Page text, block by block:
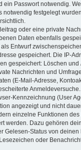
ein Passwort notwendig.
notwendig festgelegt
oder eine private
Daten ebenfalls
Entwurf
gespeichert. Die IP-
gespeichert: Löschen
Nachrichten und
(E-Mail-Adresse,
Kennzeichnung (User
angezeigt und nicht
einzelne Funktionen des
werden. Dazu gehören
Gelesen-Status von
oder